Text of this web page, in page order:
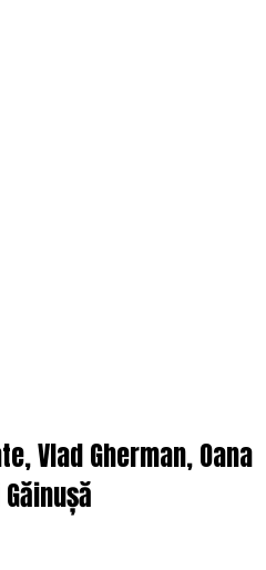
Vlad Gherman, Oana